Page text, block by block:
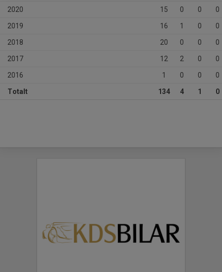
2020 15 0 0 0
2019 16 1 0 0
2018 20 0 0 0
2017 12 2 0 0
2016 1 0 0 0
Totalt 134 4 1 0